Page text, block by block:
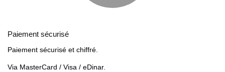
Paiement sécurisé
Paiement sécurisé et chiffré.
Via MasterCard / Visa / eDinar.